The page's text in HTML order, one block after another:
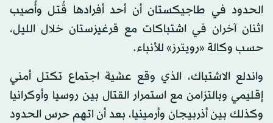
الحدود في طاجيكستان أن أحد أفرادها قُتل وأُصيب
اثنان آخران في اشتباكات مع قرغيزستان خلال الليل،
حسب وكالة «رويترز» للأنباء.
واندلع الاشتباك، الذي وقع عشية اجتماع تكتل أمني
إقليمي وبالتزامن مع استمرار القتال بين روسيا وأوكرانيا
وكذلك بين أذربيجان وأرمينيا، بعد أن اتهم حرس الحدود